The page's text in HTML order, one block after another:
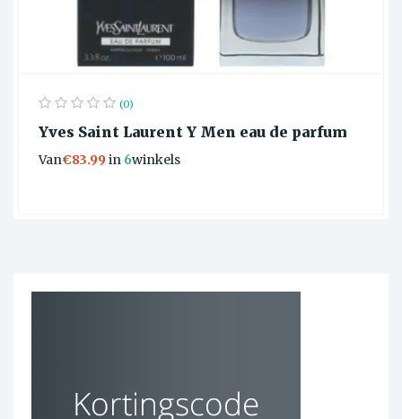
(0)
Yves Saint Laurent Y Men eau de parfum
Van€83.99in 6winkels